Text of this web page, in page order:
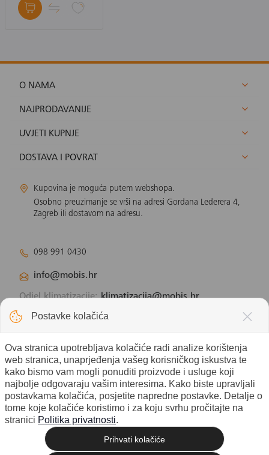
O NAMA
NAJPRODAVANIJE
UVJETI KUPNJE
DOSTAVA I POVRAT
Kupovina je moguća putem webshopa.
Osobno preuzimanje se vrši na adresi Gordana Lederera 4,
Zagreb ili dostavom na adresu.
098 991 0430
info@mobis.hr
Odjel klimatizacije:klimatizacija@mobis.hr
Odjel solarnih panela:
© 2026 Mobis electronic d.o.o. - Sva
Postavke kolačića
Ova stranica upotrebljava kolačiće radi analize korištenja
web stranica, unaprjeđenja vašeg korisničkog iskustva te
kako bismo vam mogli ponuditi proizvode i usluge koji
najbolje odgovaraju vašim interesima. Kako biste upravljali
postavkama kolačića, posjetite napredne postavke. Detalje o
tome koje kolačiće koristimo i za koju svrhu pročitajte na
stranici Politika privatnosti.
Prihvati kolačiće